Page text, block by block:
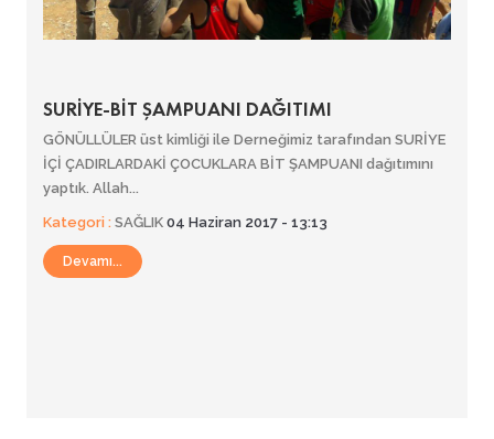
SURİYE-BİT ŞAMPUANI DAĞITIMI
GÖNÜLLÜLER üst kimliği ile Derneğimiz tarafından SURİYE
İÇİ ÇADIRLARDAKİ ÇOCUKLARA BİT ŞAMPUANI dağıtımını
yaptık. Allah...
Kategori : SAĞLIK 04 Haziran 2017 - 13:13
Devamı...